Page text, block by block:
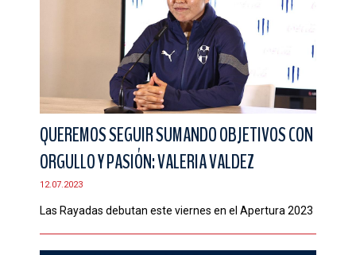
QUEREMOS SEGUIR SUMANDO OBJETIVOS CON
ORGULLO Y PASIÓN: VALERIA VALDEZ
12.07.2023
Las Rayadas debutan este viernes en el Apertura 2023